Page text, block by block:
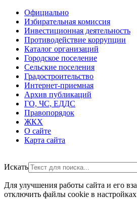
Официально
Избирательная комиссия
Инвестиционная деятельность
Противодействие коррупции
Каталог организаций
Городское поселение
Сельские поселения
Градостроительство
Интернет-приемная
Архив публикаций
ГО, ЧС, ЕДДС
Правопорядок
ЖКХ
О сайте
Карта сайта
Искать
Для улучшения работы сайта и его
отключить файлы cookie в